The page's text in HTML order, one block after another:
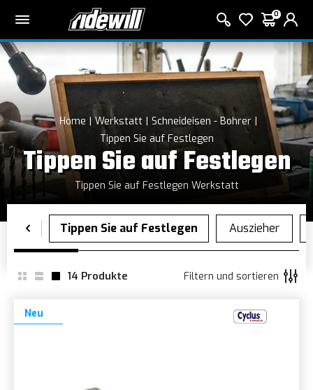
0
Home Werkstatt
Schneideisen - Bohrer
Tippen Sie auf Festlegen
Tippen Sie auf Festlegen
Tippen Sie auf Festlegen Werkstatt
14 Produkte Filtern und sortieren
Neu